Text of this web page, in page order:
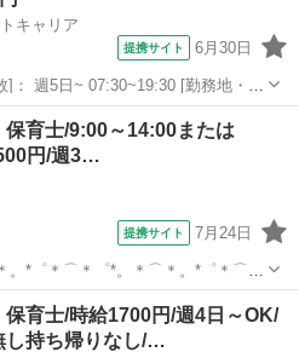
キャリア
提携サイト 6月30日
渡野 1-10-7 社会福祉法人 なかよし
分／大和田(埼玉県)...
保育士/9:00～14:00または
円/週3…
提携サイト 7月24日
。*゜＊⌒＊゜*。＊⌒＊。*゜＊⌒＊
ント /★
！ ・時給1500円、高時給...
保育士
保育士/時給1700円/週4日～OK/
持ち帰りなし/…